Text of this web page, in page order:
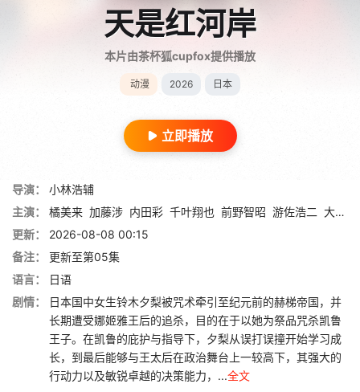
天是红河岸
本片由茶杯狐cupfox提供播放
动漫 2026 日本
立即播放
导演：
小林浩辅
主演：
橘美来 加藤涉 内田彩 千叶翔也 前野智昭 游佐浩二 大野智敬
更新：
2026-08-08 00:15
备注：
更新至第05集
语言：
日语
剧情：
日本国中女生铃木夕梨被咒术牵引至纪元前的赫梯帝国，并
长期遭受娜姬雅王后的追杀，目的在于以她为祭品咒杀凯鲁
王子。在凯鲁的庇护与指导下，夕梨从误打误撞开始学习成
长，到最后能够与王太后在政治舞台上一较高下，其强大的
行动力以及敏锐卓越的决策能力，...全文